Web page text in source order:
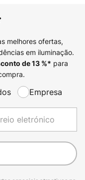
melhores ofertas,
em iluminação.
de13%* para
Empresa